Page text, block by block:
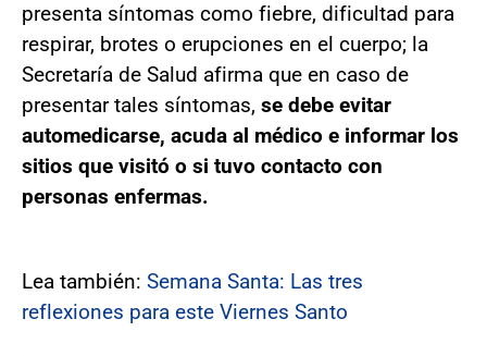
presenta síntomas como fiebre, dificultad para
respirar, brotes o erupciones en el cuerpo; la
Secretaría de Salud afirma que en caso de
presentar tales síntomas, se debe evitar
automedicarse, acuda al médico e informar los
sitios que visitó o si tuvo contacto con
personas enfermas.
Lea también: Semana Santa: Las tres
reflexiones para este Viernes Santo